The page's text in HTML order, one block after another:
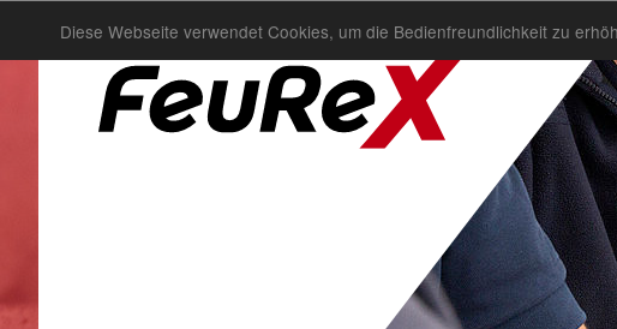
Diese Webseite verwendet Cookies, um die Bedienfreundlichkeit zu